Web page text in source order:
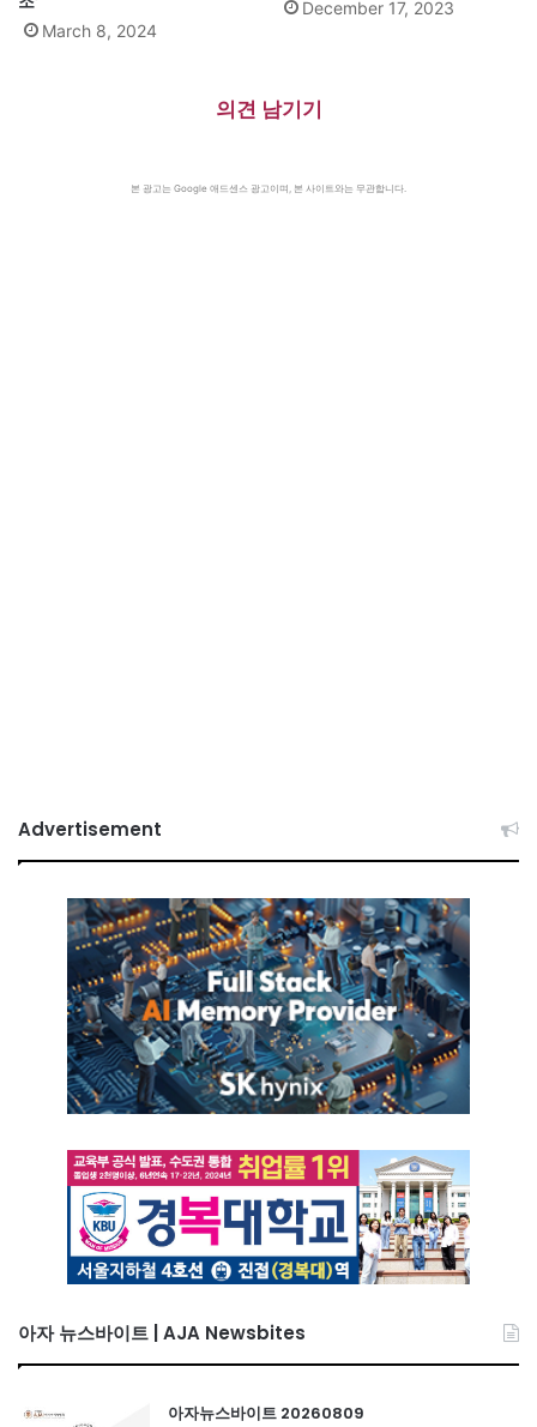
March 8, 2024
December 17, 2023
의견 남기기
본 광고는 Google 애드센스 광고이며, 본 사이트와는 무관합니다.
Advertisement
아자 뉴스바이트 | AJA Newsbites
아자뉴스바이트 20260809